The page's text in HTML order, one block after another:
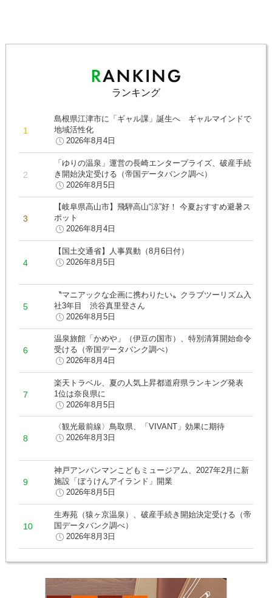
ランキング
島根県江津市に「ギャル課」誕生へ ギャルマインドで
地域活性化
2026年8月4日
「ゆりの温泉」運営の長崎エンタープライズ、破産手続
き開始決定受ける（帝国データバンク調べ）
2026年8月5日
【岐阜県高山市】飛騨高山“涼”好！ 今夏おすすめ避暑ス
ポット
2026年8月4日
【国土交通省】人事異動（8月6日付）
2026年8月5日
〝マニアックな企画に携わりたい〟クラブツーリズム入
社3年目 渋谷真里登さん
2026年8月5日
温泉旅館「かめや」（伊豆の国市）、特別清算開始命令
受ける（帝国データバンク調べ）
2026年8月4日
楽天トラベル、夏の人気上昇都道府県ランキング発表
1位は奈良県に
2026年8月5日
〈観光最前線〉鳥取県、「VIVANT」効果に期待
2026年8月3日
神戸アンパンマンこどもミュージアム、2027年2月に新
施設「ぼうけんアイランド」開業
2026年8月5日
生寿苑（猿ヶ京温泉）、破産手続き開始決定受ける（帝
国データバンク調べ）
2026年8月3日